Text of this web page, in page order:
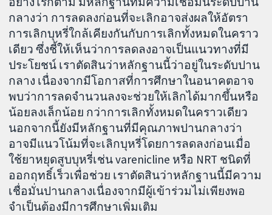
กลางว่า การลดลงก่อนที่จะเลิกอาจส่งผลให้อัตรา
การเลิกบุหรี่ใกล้เคียงกันกับการเลิกทั้งหมดในคราว
เดียว ซึ่งชี้ให้เห็นว่าการลดลงอาจเป็นแนวทางที่มี
ประโยชน์ เราตัดสินว่าหลักฐานนี้ว่าอยู่ในระดับปาน
กลาง เนื่องจากมีโอกาสที่การศึกษาในอนาคตอาจ
พบว่าการลดจำนวนลงจะช่วยให้เลิกได้มากขึ้นหรือ
น้อยลงเล็กน้อย กว่าการเลิกทั้งหมดในคราวเดียว
นอกจากนี้ยังมีหลักฐานที่มีคุณภาพปานกลางว่า
อาจมีแนวโน้มที่จะเลิกบุหรี่โดยการลดลงก่อนเมื่อ
ใช้ยาหยุดสูบบุหรี่เช่น varenicline หรือ NRT ชนิดที่
ออกฤทธิ์เร็วเพื่อช่วย เราตัดสินว่าหลักฐานนี้มีความ
เชื่อมั่นปานกลางเนื่องจากมีผู้เข้าร่วมไม่เพียงพอ
จำเป็นต้องมีการศึกษาเพิ่มเติม